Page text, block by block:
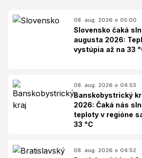
08. aug. 2026 o 05:00
Slovensko čaká
augusta 2026:
vystúpia až na 33
08. aug. 2026 o 04:53
Banskobystrický
2026: Čaká nás
teploty v regióne
33 °C
08. aug. 2026 o 04:52